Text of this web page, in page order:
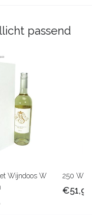
passend
Wijndoos W
250
€51,95